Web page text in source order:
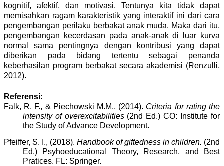
kognitif, afektif, dan motivasi. Tentunya kita tidak dapat
memisahkan ragam karakteristik yang interaktif ini dari cara
pengembangan perilaku berbakat anak muda. Maka dari itu,
pengembangan kecerdasan pada anak-anak di luar kurva
normal sama pentingnya dengan kontribusi yang dapat
diberikan pada bidang tertentu sebagai penanda
keberhasilan program berbakat secara akademisi (Renzulli,
2012).
Referensi:
Falk, R. F., & Piechowski M.M., (2014). Criteria for rating the
intensity of overexcitabilities (2nd Ed.) CO: Institute for
the Study of Advance Development.
Pfeiffer, S. I., (2018). Handbook of giftedness in children. (2nd
Ed.) Psyhoeducational Theory, Research, and Best
Pratices. FL: Springer.